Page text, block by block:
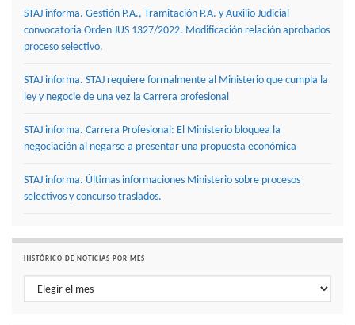
STAJ informa. Gestión P.A., Tramitación P.A. y Auxilio Judicial
convocatoria Orden JUS 1327/2022. Modificación relación aprobados
proceso selectivo.
STAJ informa. STAJ requiere formalmente al Ministerio que cumpla la
ley y negocie de una vez la Carrera profesional
STAJ informa. Carrera Profesional: El Ministerio bloquea la
negociación al negarse a presentar una propuesta económica
STAJ informa. Últimas informaciones Ministerio sobre procesos
selectivos y concurso traslados.
HISTÓRICO DE NOTICIAS POR MES
Histórico de noticias por mes